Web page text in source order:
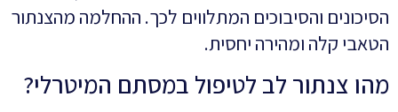
הסיכונים והסיבוכים המתלווים לכך. ההחלמה מהצנתור
הטאבי קלה ומהירה יחסית.
מהו צנתור לב לטיפול במסתם המיטרלי?